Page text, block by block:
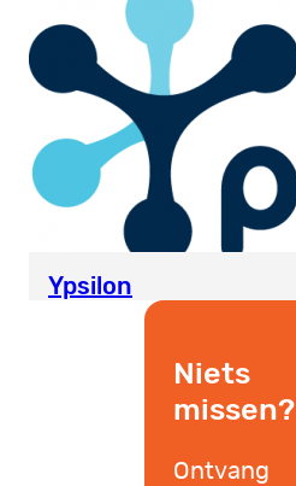
Ypsilon
Niets
missen?
Ontvang